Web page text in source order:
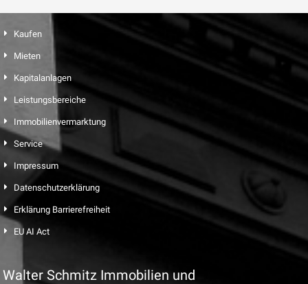
Kaufen
Mieten
Kapitalanlagen
Leistungsbereiche
Immobilienvermarktung
Service
Impressum
Datenschutzerklärung
Erklärung Barrierefreiheit
EU AI Act
Walter Schmitz Immobilien und